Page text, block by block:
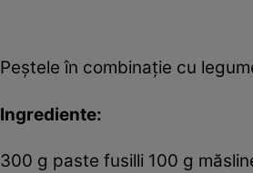
Peştele în combinaţie cu
Ingrediente:
300 g paste fusilli 100 g